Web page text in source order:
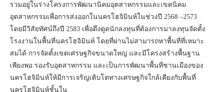
รวมอยู่ในร่างโครงการพัฒนานิคมอุตสาหกรรมและเขตนิคม
อุตสาหกรรมเพื่อการส่งออกในนครโฮจิมินห์ในช่วงปี 2568 –2573
โดยมีวิสัยทัศน์ถึงปี 2583 เพื่อดึงดูดนักลงทุนที่ต้องการมาลงทุนจัดตั้ง
โรงงานในพื้นที่นครโฮจิมินห์ โดยที่ผ่านไม่สามารถหาพื้นที่ที่เหมาะ
สมได้ การจัดตั้งเขตเศรษฐกิจขนาดใหญ่ และมีโครงสร้างพื้นฐาน
เพียงพอ รองรับอุตสาหกรรม และเป็นการพัฒนาพื้นที่ชานเมืองของ
นครโฮจิมินห์ให้มีการเจริญเติบโตทางเศรษฐกิจใกล้เคียงกับพื้นที่
นครโฮจิมินห์ชั้นใน